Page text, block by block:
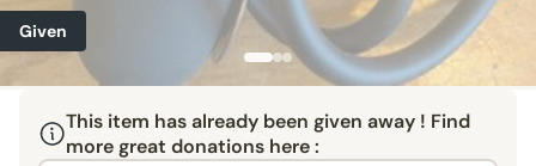
Given
This item has already been given away ! Find
more great donations here :